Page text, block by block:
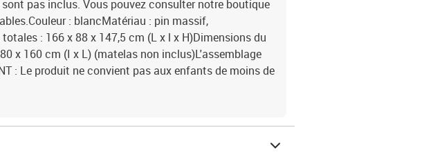
pas inclus. Vous pouvez consulter notre boutique
: blancMatériau : pin massif,
: 166 x 88 x 147,5 cm (L x l x H)Dimensions du
x 160 cm (I x L) (matelas non inclus)L'assemblage
: Le produit ne convient pas aux enfants de moins de